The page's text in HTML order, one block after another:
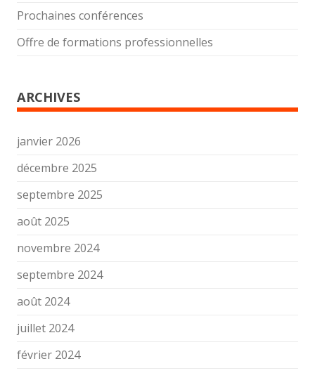
Prochaines conférences
Offre de formations professionnelles
ARCHIVES
janvier 2026
décembre 2025
septembre 2025
août 2025
novembre 2024
septembre 2024
août 2024
juillet 2024
février 2024